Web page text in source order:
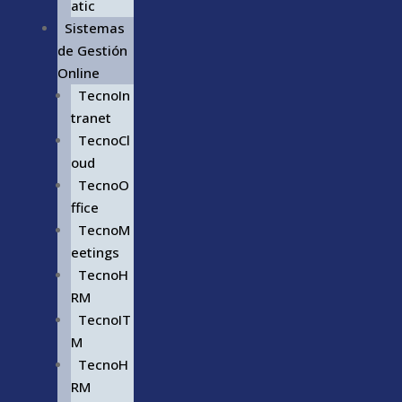
atic
Sistemas
de Gestión
Online
TecnoIn
tranet
TecnoCl
oud
TecnoO
ffice
TecnoM
eetings
TecnoH
RM
TecnoIT
M
TecnoH
RM